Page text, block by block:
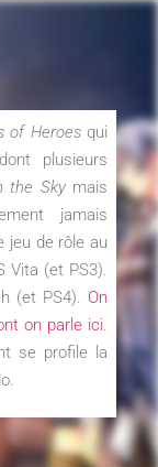
of Heroesqui
plusieurs
the Skymais
jamais
jeu de rôle au
(et PS3).
(et PS4). On
on parle ici
se profile la